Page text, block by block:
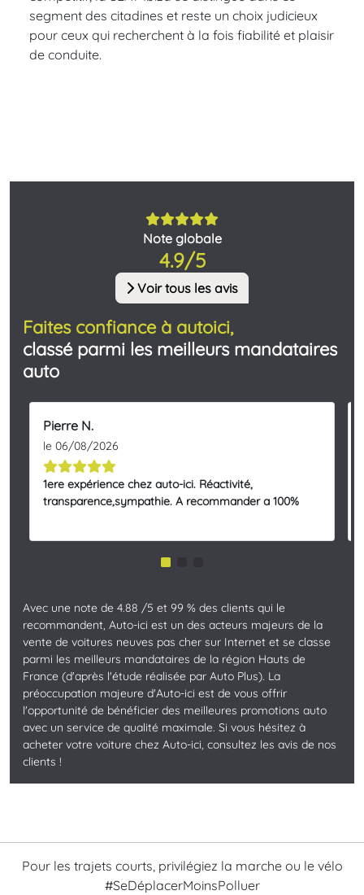
segment des citadines et reste un choix judicieux
pour ceux qui recherchent à la fois fiabilité et plaisir
de conduite.
Note globale
4.9/5
Voir tous les avis
Faites confiance à autoici,
classé parmi les meilleurs mandataires
auto
Pierre N.
le 06/08/2026
1ere expérience chez auto-ici. Réactivité,
transparence,sympathie. A recommander a 100%
Avec une note de 4.88 /5 et 99 % des clients qui le
recommandent, Auto-ici est un des acteurs majeurs de la
vente de voitures neuves pas cher sur Internet et se classe
parmi les meilleurs mandataires de la région Hauts de
France (d'après l'étude réalisée par Auto Plus). La
préoccupation majeure d'Auto-ici est de vous offrir
l'opportunité de bénéficier des meilleures promotions auto
avec un service de qualité maximale. Si vous hésitez à
acheter votre voiture chez Auto-ici, consultez les avis de nos
clients !
Pour les trajets courts, privilégiez la marche ou le vélo
#SeDéplacerMoinsPolluer